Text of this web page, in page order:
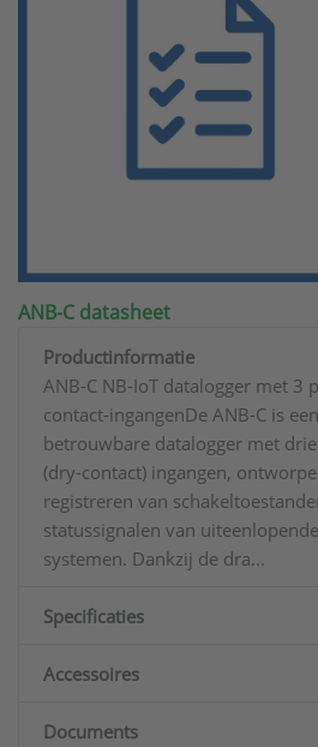
ANB-C datasheet
Productinformatie
ANB-C NB-IoT datalogger met 3
contact-ingangenDe ANB-C is
betrouwbare datalogger met
(dry-contact) ingangen,
registreren van
statussignalen van
systemen. Dankzij de dra...
Specificaties
Accessoires
Documents